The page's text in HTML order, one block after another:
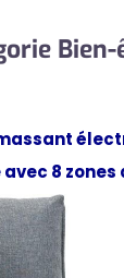
8 zones